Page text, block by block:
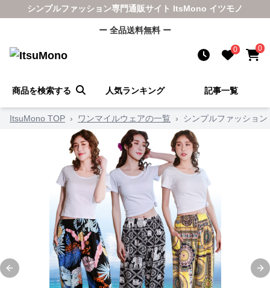
シンプルファッション専門通販サイト ItsMono イツモノ
ー 全品送料無料 ー
0 0
商品を検索する 人気ランキング 記事一覧
ItsuMono TOP › ワンマイルウェアの一覧 › シンプルファッショ
Previous slide